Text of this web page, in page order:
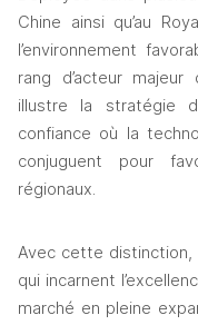
Chine ainsi qu’au
l’environnement
rang d’acteur majeur
illustre la stratégie
confiance où la
conjuguent pour
régionaux.
Avec cette distinction,
qui incarnent
marché en pleine